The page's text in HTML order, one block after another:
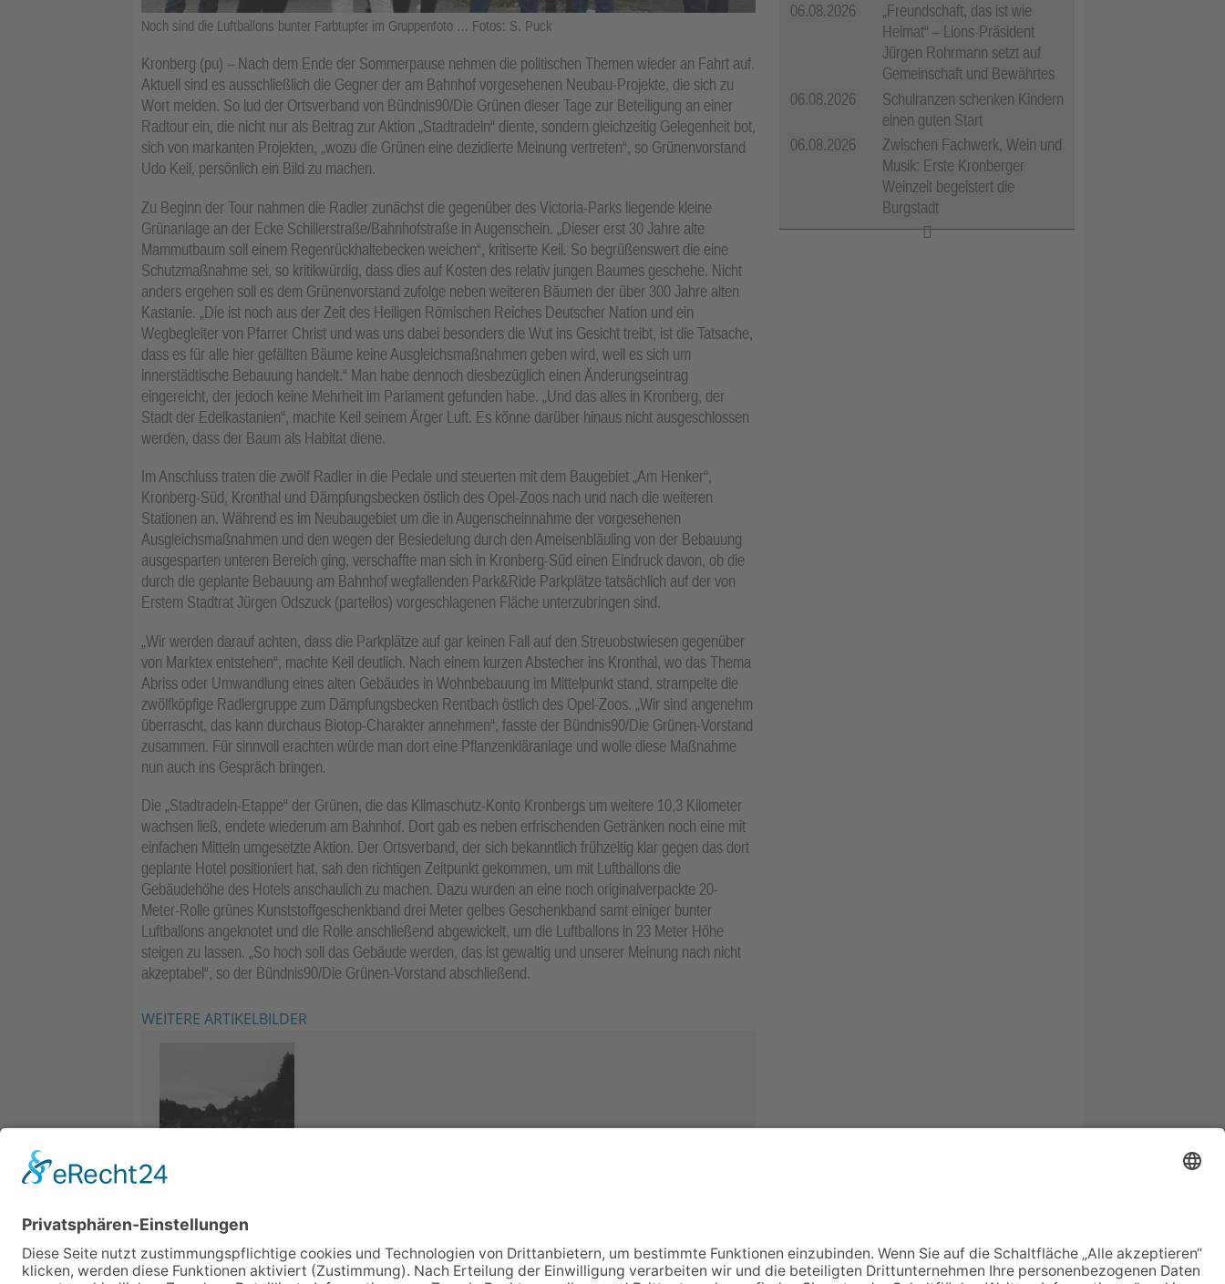
Noch sind die Luftballons bunter Farbtupfer im Gruppenfoto … Fotos: S. Puck
Kronberg (pu) – Nach dem Ende der Sommerpause nehmen die politischen Themen wieder an Fahrt auf.
Aktuell sind es ausschließlich die Gegner der am Bahnhof vorgesehenen Neubau-Projekte, die sich zu
Wort melden. So lud der Ortsverband von Bündnis90/Die Grünen dieser Tage zur Beteiligung an einer
Radtour ein, die nicht nur als Beitrag zur Aktion „Stadtradeln“ diente, sondern gleichzeitig Gelegenheit bot,
sich von markanten Projekten, „wozu die Grünen eine dezidierte Meinung vertreten“, so Grünenvorstand
Udo Keil, persönlich ein Bild zu machen.
Zu Beginn der Tour nahmen die Radler zunächst die gegenüber des Victoria-Parks liegende kleine
Grünanlage an der Ecke Schillerstraße/Bahnhofstraße in Augenschein. „Dieser erst 30 Jahre alte
Mammutbaum soll einem Regenrückhaltebecken weichen“, kritiserte Keil. So begrüßenswert die eine
Schutzmaßnahme sei, so kritikwürdig, dass dies auf Kosten des relativ jungen Baumes geschehe. Nicht
anders ergehen soll es dem Grünenvorstand zufolge neben weiteren Bäumen der über 300 Jahre alten
Kastanie. „Die ist noch aus der Zeit des Heiligen Römischen Reiches Deutscher Nation und ein
Wegbegleiter von Pfarrer Christ und was uns dabei besonders die Wut ins Gesicht treibt, ist die Tatsache,
dass es für alle hier gefällten Bäume keine Ausgleichsmaßnahmen geben wird, weil es sich um
innerstädtische Bebauung handelt.“ Man habe dennoch diesbezüglich einen Änderungseintrag
eingereicht, der jedoch keine Mehrheit im Parlament gefunden habe. „Und das alles in Kronberg, der
Stadt der Edelkastanien“, machte Keil seinem Ärger Luft. Es könne darüber hinaus nicht ausgeschlossen
werden, dass der Baum als Habitat diene.
Im Anschluss traten die zwölf Radler in die Pedale und steuerten mit dem Baugebiet „Am Henker“,
Kronberg-Süd, Kronthal und Dämpfungsbecken östlich des Opel-Zoos nach und nach die weiteren
Stationen an. Während es im Neubaugebiet um die in Augenscheinnahme der vorgesehenen
Ausgleichsmaßnahmen und den wegen der Besiedelung durch den Ameisenbläuling von der Bebauung
ausgesparten unteren Bereich ging, verschaffte man sich in Kronberg-Süd einen Eindruck davon, ob die
durch die geplante Bebauung am Bahnhof wegfallenden Park&Ride Parkplätze tatsächlich auf der von
Erstem Stadtrat Jürgen Odszuck (parteilos) vorgeschlagenen Fläche unterzubringen sind.
„Wir werden darauf achten, dass die Parkplätze auf gar keinen Fall auf den Streuobstwiesen gegenüber
von Marktex entstehen“, machte Keil deutlich. Nach einem kurzen Abstecher ins Kronthal, wo das Thema
Abriss oder Umwandlung eines alten Gebäudes in Wohnbebauung im Mittelpunkt stand, strampelte die
zwölfköpfige Radlergruppe zum Dämpfungsbecken Rentbach östlich des Opel-Zoos. „Wir sind angenehm
überrascht, das kann durchaus Biotop-Charakter annehmen“, fasste der Bündnis90/Die Grünen-Vorstand
zusammen. Für sinnvoll erachten würde man dort eine Pflanzenkläranlage und wolle diese Maßnahme
nun auch ins Gespräch bringen.
Die „Stadtradeln-Etappe“ der Grünen, die das Klimaschutz-Konto Kronbergs um weitere 10,3 Kilometer
wachsen ließ, endete wiederum am Bahnhof. Dort gab es neben erfrischenden Getränken noch eine mit
einfachen Mitteln umgesetzte Aktion. Der Ortsverband, der sich bekanntlich frühzeitig klar gegen das dort
geplante Hotel positioniert hat, sah den richtigen Zeitpunkt gekommen, um mit Luftballons die
Gebäudehöhe des Hotels anschaulich zu machen. Dazu wurden an eine noch originalverpackte 20-
Meter-Rolle grünes Kunststoffgeschenkband drei Meter gelbes Geschenkband samt einiger bunter
Luftballons angeknotet und die Rolle anschließend abgewickelt, um die Luftballons in 23 Meter Höhe
steigen zu lassen. „So hoch soll das Gebäude werden, das ist gewaltig und unserer Meinung nach nicht
akzeptabel“, so der Bündnis90/Die Grünen-Vorstand abschließend.
WEITERE ARTIKELBILDER
06.08.2026
„Freundschaft, das ist wie
Heimat“ – Lions-Präsident
Jürgen Rohrmann setzt auf
Gemeinschaft und Bewährtes
06.08.2026
Schulranzen schenken Kindern
einen guten Start
06.08.2026
Zwischen Fachwerk, Wein und
Musik: Erste Kronberger
Weinzeit begeistert die
Burgstadt
NACH OBEN